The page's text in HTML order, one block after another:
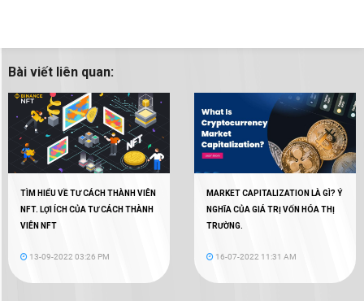
Bài viết liên quan:
TÌM HIỂU VỀ TƯ CÁCH THÀNH VIÊN
NFT. LỢI ÍCH CỦA TƯ CÁCH THÀNH
VIÊN NFT
13-09-2022 03:26 PM
MARKET CAPITALIZATION LÀ GÌ? Ý
NGHĨA CỦA GIÁ TRỊ VỐN HÓA THỊ
TRƯỜNG.
16-07-2022 11:31 AM